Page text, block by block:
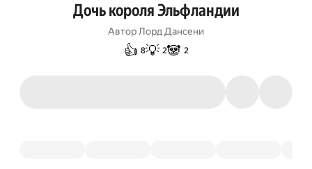
Дочь короля Эльфландии
АвторЛорд Дансени
👍 8💡 2🐼 2